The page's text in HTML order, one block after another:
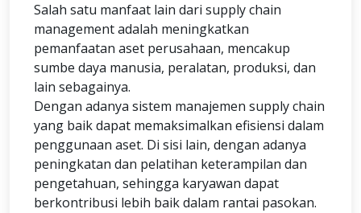
Salah satu manfaat lain dari supply chain
management adalah meningkatkan
pemanfaatan aset perusahaan, mencakup
sumbe daya manusia, peralatan, produksi, dan
lain sebagainya.
Dengan adanya sistem manajemen supply chain
yang baik dapat memaksimalkan efisiensi dalam
penggunaan aset. Di sisi lain, dengan adanya
peningkatan dan pelatihan keterampilan dan
pengetahuan, sehingga karyawan dapat
berkontribusi lebih baik dalam rantai pasokan.